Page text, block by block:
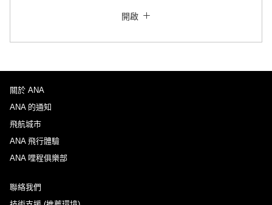
沒有指定票價類型
去程出發日及時段
不指定時間
新增中途停留地及轉機所需時間
開啟
關於 ANA
ANA 的通知
飛航城市
ANA 飛行體驗
ANA 哩程俱樂部
聯絡我們